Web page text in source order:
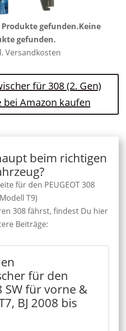
Produkte gefunden.Keine
gefunden.
Versandkosten
für 308 (2. Gen)
bei Amazon kaufen
beim richtigen
für den PEUGEOT 308
T9)
308 fährst, findest Du hier
Beiträge:
für den
SW für vorne &
BJ 2008 bis